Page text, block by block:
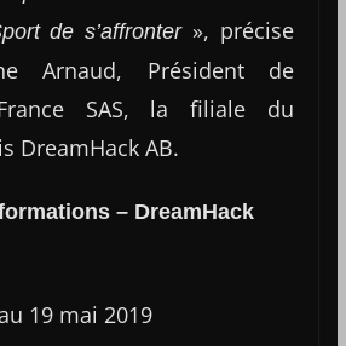
de s’affronter», précise
Arnaud, Président de
SAS, la filiale du
DreamHack AB.
– DreamHack
19 mai 2019